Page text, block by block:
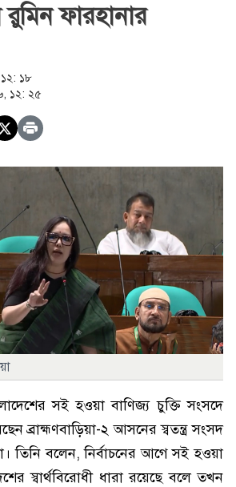
ফারহানার
১৮
১২: ২৫
সই হওয়া বাণিজ্য চুক্তি সংসদে
ব্রাহ্মণবাড়িয়া-২ আসনের স্বতন্ত্র সংসদ
তিনি বলেন, নির্বাচনের আগে সই হওয়া
স্বার্থবিরোধী ধারা রয়েছে বলে তখন